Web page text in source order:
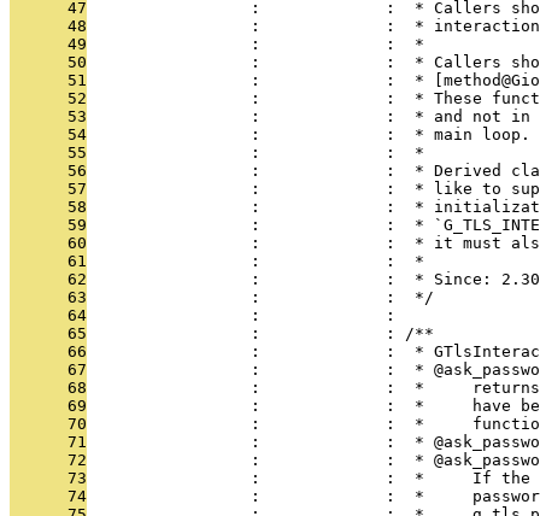
      47
:             :  * Callers
      48
:             :  *
      49
                 :             :  *
      50
:             :  * Callers
      51
:             :  *
      52
:             :  * These
      53
:             :  * and not
      54
                 :             :  * main loop.
      55
                 :             :  *
      56
:             :  * Derived
      57
:             :  * like to
      58
:             :  *
      59
:             :  *
      60
:             :  * it must
      61
                 :             :  *
      62
                 :             :  * Since: 2.30
      63
                 :             :  */
      64
                 :             :
      65
                 :             : /**
      66
:             :  *
      67
:             :  *
      68
:             :  *
      69
:             :  *     have
      70
:             :  *
      71
:             :  *
      72
:             :  *
      73
:             :  *     If
      74
:             :  *